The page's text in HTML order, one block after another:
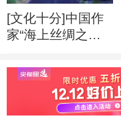
[文化十分]中国作
家“海上丝绸之
开启